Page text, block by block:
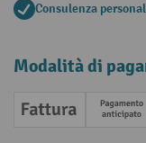
Consulenza
Modalità di
Fattura